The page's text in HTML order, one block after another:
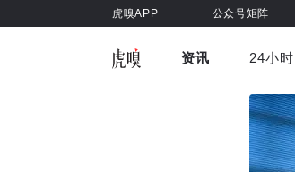
虎嗅APP 公众号矩阵
资讯 24小时